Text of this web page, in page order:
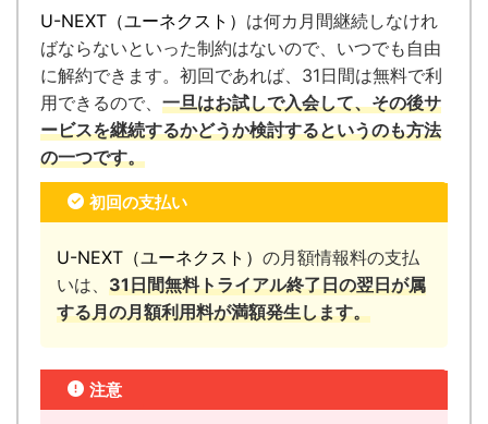
U-NEXT（ユーネクスト） は何カ月間継続しなけれ
ばならないといった制約はないので、いつでも自由
に解約できます。 初回であれば、31日間は無料で利
用できるので、 一旦はお試しで入会して、その後サ
ービスを継続するかどうか検討するというのも方法
の一つです。
初回の支払い
U-NEXT（ユーネクスト） の月額情報料の支払
いは、 31日間無料トライアル終了日の翌日が属
する月の月額利用料が満額発生します。
注意